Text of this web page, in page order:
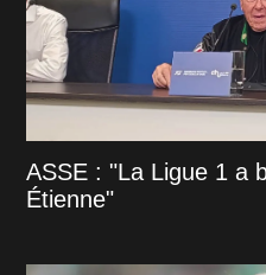
ASSE : "La Ligue 1 a
Étienne"